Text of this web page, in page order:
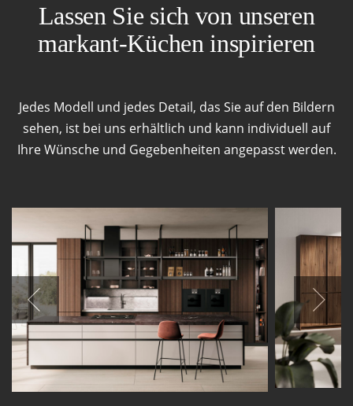
Lassen Sie sich von unseren
markant-Küchen inspirieren
Jedes Modell und jedes Detail, das Sie auf den Bildern
sehen, ist bei uns erhältlich und kann individuell auf
Ihre Wünsche und Gegebenheiten angepasst werden.